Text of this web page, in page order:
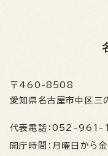
〒460-8508
愛知県名古屋市中区三
代表電話： 052-961-
開庁時間： 月曜日から